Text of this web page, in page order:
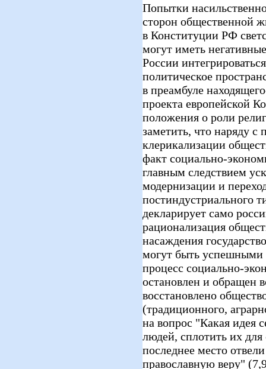
Попытки
сторон общественной
в Конституции РФ
могут иметь
России
политическое
в преамбуле
проекта европейской
положения о роли
заметить, что наряду с
клерикализации
факт социально-
главным следствием
модернизации и
постиндустриального
декларирует само
рационализация
насаждения
могут быть успешными
процесс социально-
остановлен и обращен
восстановлено
(традиционного,
на вопрос "Какая идея
людей, сплотить их
последнее место
православную веру"